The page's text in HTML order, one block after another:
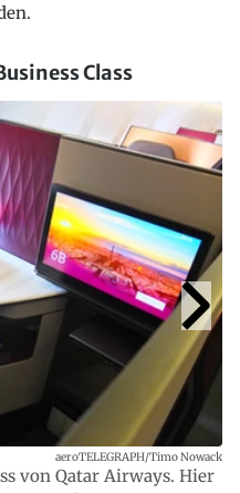
Class
von Qatar Airways. Hier
aeroTELEGRAPH/Timo Nowack